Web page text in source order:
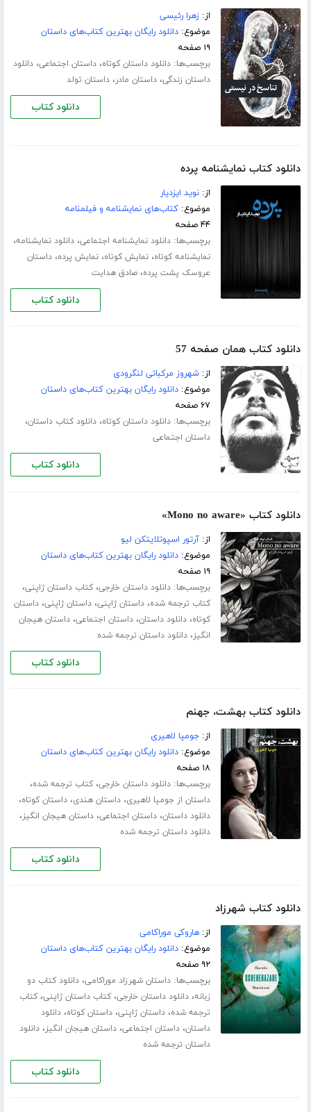
از:زهرا رئیسی
موضوع:دانلود رایگان بهترین کتاب‌های داستان
۱۹ صفحه
برچسب‌ها:دانلود داستان کوتاه،داستان اجتماعی،دانلود
داستان زندگی،داستان مادر،داستان تولد
دانلود کتاب
دانلود کتاب نمایشنامه پرده
از:نوید ایزدیار
موضوع:کتاب‌های نمایشنامه و فیلمنامه
۴۴ صفحه
برچسب‌ها:دانلود نمایشنامه اجتماعی،دانلود نمایشنامه،
نمایشنامه کوتاه،نمایش کوتاه،نمایش پرده،داستان
عروسک پشت پرده،صادق هدایت
دانلود کتاب
دانلود کتاب همان صفحه 57
از:شهروز مرکباتی لنگرودی
موضوع:دانلود رایگان بهترین کتاب‌های داستان
۶۷ صفحه
برچسب‌ها:دانلود داستان کوتاه،دانلود کتاب داستان،
داستان اجتماعی
دانلود کتاب
دانلود کتاب «Mono no aware»
از:آرتور اسپوتلایتکن لیو
موضوع:دانلود رایگان بهترین کتاب‌های داستان
۱۹ صفحه
برچسب‌ها:دانلود داستان خارجی،کتاب داستان ژاپنی،
کتاب ترجمه شده،داستان ژاپنی،داستان ژاپنی،داستان
کوتاه،دانلود داستان،داستان اجتماعی،داستان هیجان
انگیز،دانلود داستان ترجمه شده
دانلود کتاب
دانلود کتاب بهشت، جهنم
از:جومپا لاهیری
موضوع:دانلود رایگان بهترین کتاب‌های داستان
۱۸ صفحه
برچسب‌ها:دانلود داستان خارجی،کتاب ترجمه شده،
داستان از جومپا لاهیری،داستان هندی،داستان کوتاه،
دانلود داستان،داستان اجتماعی،داستان هیجان انگیز،
دانلود داستان ترجمه شده
دانلود کتاب
دانلود کتاب شهرزاد
از:هاروکی موراکامی
موضوع:دانلود رایگان بهترین کتاب‌های داستان
۹۲ صفحه
برچسب‌ها:داستان شهرزاد موراکامی،دانلود کتاب دو
زبانه،دانلود داستان خارجی،کتاب داستان ژاپنی،کتاب
ترجمه شده،داستان ژاپنی،داستان کوتاه،دانلود
داستان،داستان اجتماعی،داستان هیجان انگیز،دانلود
داستان ترجمه شده
دانلود کتاب